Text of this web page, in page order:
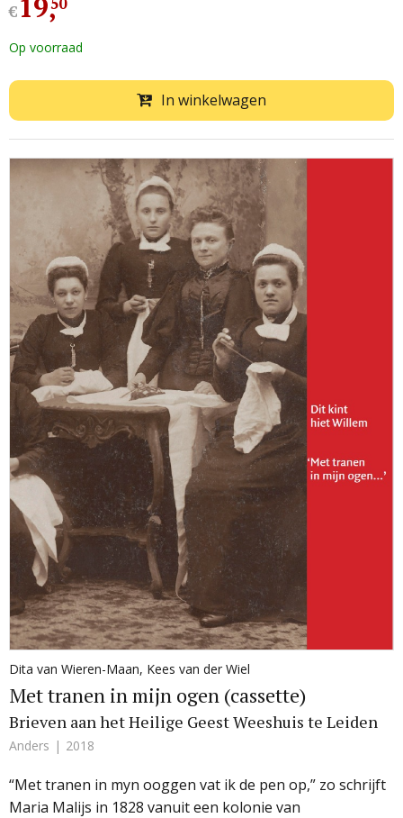
€19,
Op voorraad
In winkelwagen
Dita van Wieren-Maan, Kees van der Wiel
Met tranen in mijn ogen (cassette)
Brieven aan het Heilige Geest Weeshuis te Leiden
Anders 2018
“Met tranen in myn ooggen vat ik de pen op,” zo schrijft
Maria Malijs in 1828 vanuit een kolonie van